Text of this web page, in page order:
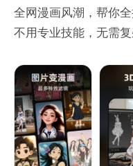
全网漫画风潮，帮你全
不用专业技能，无需
“动” 起来，【图片变
现，新手也能秒变漫画
• 全网流行漫画特效库​
3D手办、经典日漫、